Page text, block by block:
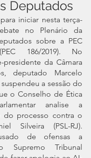
Deputados
iniciar nesta terça-
no Plenário da
sobre a PEC
186/2019). No
presidente da Câmara
deputado Marcelo
suspendeu a sessão do
o Conselho de Ética
analise a
do processo contra o
Silveira (PSL-RJ).
de ofensas a
Supremo Tribunal